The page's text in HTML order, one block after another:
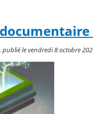
le vendredi 8 octobre